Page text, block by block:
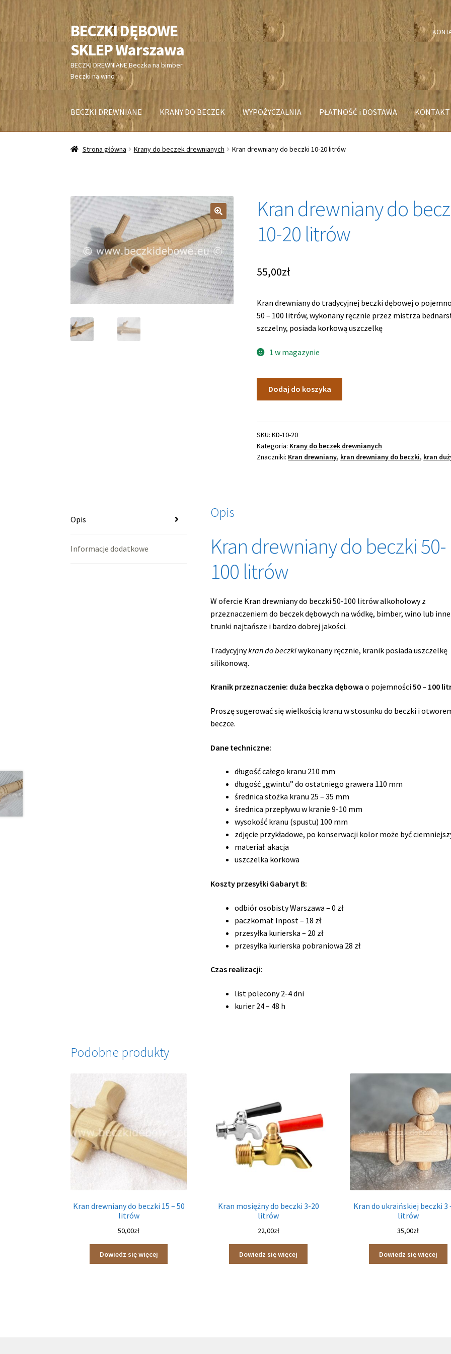
Przejdź
do
nawigacji
Przejdź
do
treści
BECZKI DĘBOWE
SKLEP Warszawa
BECZKI DREWNIANE Beczka na bimber
Beczki na wino
BECZKI DREWNIANE KRANY DO BECZEK WYPOŻYCZALNIA PŁATNOŚĆ i DOSTAWA KONTAKT
Strona główna Krany do beczek drewnianych Kran drewniany do beczki 10-20 litrów
Kran drewniany do
10-20 litrów
55,00zł
Kran drewniany do tradycyjnej beczki dębowej o
50 – 100 litrów, wykonany ręcznie przez mistrza
szczelny, posiada korkową uszczelkę
1 w magazynie
beczki
10-
20
Dodaj do koszyka
SKU:KD-10-20
Kategoria: Krany do beczek drewnianych
Znaczniki: Kran drewniany, kran drewniany do beczki, kran
Opis
Informacje dodatkowe
Opis
Kran drewniany do beczki 50-
100 litrów
W ofercie Kran drewniany do beczki 50-100 litrów alkoholowy z
przeznaczeniem do beczek dębowych na wódkę, bimber, wino lub inne
trunki najtańsze i bardzo dobrej jakości.
Tradycyjnykran do beczkiwykonany ręcznie, kranik posiada uszczelkę
silikonową.
Kranik przeznaczenie: duża beczka dębowa o pojemności50 – 100
Proszę sugerować się wielkością kranu w stosunku do beczki i
beczce.
Dane techniczne:
długość całego kranu 210 mm
długość „gwintu” do ostatniego grawera 110 mm
średnica stożka kranu 25 – 35 mm
średnica przepływu w kranie 9-10 mm
wysokość kranu (spustu) 100 mm
zdjęcie przykładowe, po konserwacji kolor może być
materiał: akacja
uszczelka korkowa
Koszty przesyłki Gabaryt B:
odbiór osobisty Warszawa – 0 zł
paczkomat Inpost – 18 zł
przesyłka kurierska – 20 zł
przesyłka kurierska pobraniowa 28 zł
Czas realizacji:
list polecony 2-4 dni
kurier 24 – 48 h
Podobne produkty
Kran drewniany do beczki 15 – 50
litrów
50,00zł
Dowiedz się więcej
Kran mosiężny do beczki 3-20
litrów
22,00zł
Dowiedz się więcej
Kran do ukraińskiej beczki 3
litrów
35,00zł
Dowiedz się więcej